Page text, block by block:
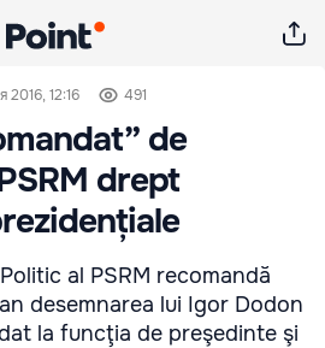
2016, 12:16 491
de
drept
al PSRM recomandă
desemnarea lui Igor Dodon
la funcţia de preşedinte şi